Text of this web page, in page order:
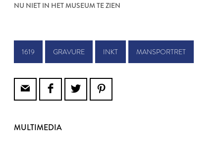
NU NIET IN HET MUSEUM TE ZIEN
1619 GRAVURE INKT MANSPORTRET
MULTIMEDIA